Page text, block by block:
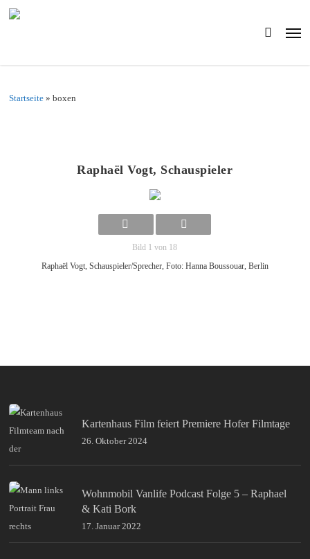
search
Startseite »boxen
Raphaël Vogt, Schauspieler
Bild 1 von 18
Raphaël Vogt, Schauspieler/Sprecher, Foto: Hanna Boussouar, Berlin
Kartenhaus Film feiert Premiere Hofer Filmtage
26. Oktober 2024
Wohnmobil Vanlife Podcast Folge 5 – Raphael
& Kati Bork
17. Januar 2022